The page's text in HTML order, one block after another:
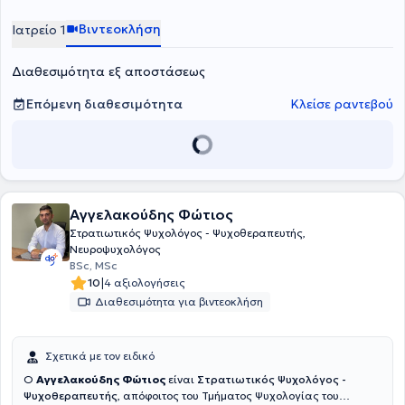
ατομικές ψυχοθεραπευτικές συνεδρίες ενηλίκων και εφήβων στο
πλαίσιο αιτημάτων που αφορούν σε άγχος, φοβίες, κρίσεις
διαχείριση πένθους και διαχείριση διαπροσωπικών δυσκολιών.
Ιατρείο 1 Βιντεοκλήση
Διαθεσιμότητα εξ αποστάσεως
Επόμενη διαθεσιμότητα
Κλείσε ραντεβού
Αγγελακούδης Φώτιος
Στρατιωτικός Ψυχολόγος - Ψυχοθεραπευτής,
Νευροψυχολόγος
BSc, MSc
10|4 αξιολογήσεις
Διαθεσιμότητα για βιντεοκλήση
Σχετικά με τον ειδικό
Ο Αγγελακούδης Φώτιος είναι Στρατιωτικός Ψυχολόγος -
Ψυχοθεραπευτής, απόφοιτος του Τμήματος Ψυχολογίας του